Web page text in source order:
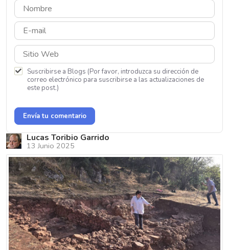
Suscribirse a Blogs (Por favor, introduzca su dirección de
correo electrónico para suscribirse a las actualizaciones de
este post.)
Envía tu comentario
Lucas Toribio Garrido
13 Junio 2025